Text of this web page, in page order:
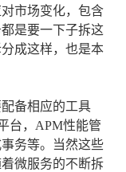
市场变化，包含
是要一下子拆这
成这样，也是本
备相应的工具
台，APM性能管
务等。当然这些
微服务的不断拆